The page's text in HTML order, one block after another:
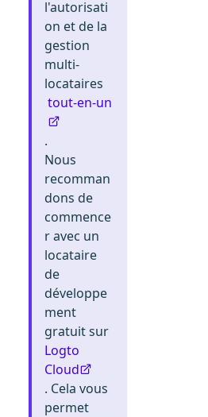
l'autorisati
on et de la
gestion
multi-
locataires
tout-en-un
.
Nous
recomman
dons de
commence
r avec un
locataire
de
développe
ment
gratuit sur
Logto
Cloud
. Cela vous
permet